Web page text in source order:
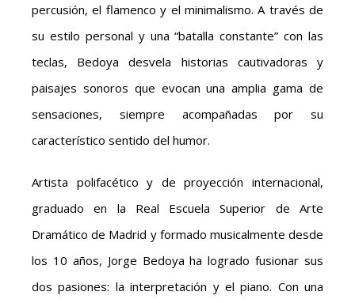
percusión, el flamenco y el minimalismo. A través de
su estilo personal y una “batalla constante” con las
teclas, Bedoya desvela historias cautivadoras y
paisajes sonoros que evocan una amplia gama de
sensaciones, siempre acompañadas por su
característico sentido del humor.
Artista polifacético y de proyección internacional,
graduado en la Real Escuela Superior de Arte
Dramático de Madrid y formado musicalmente desde
los 10 años, Jorge Bedoya ha logrado fusionar sus
dos pasiones: la interpretación y el piano. Con una